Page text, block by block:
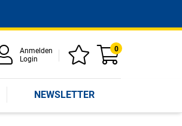
Anmelden
Login
0
NEWSLETTER